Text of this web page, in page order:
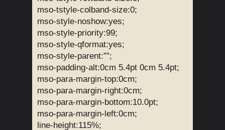
mso-tstyle-colband-size:0;
mso-style-noshow:yes;
mso-style-priority:99;
mso-style-qformat:yes;
mso-style-parent:””;
mso-padding-alt:0cm 5.4pt 0cm 5.4pt;
mso-para-margin-top:0cm;
mso-para-margin-right:0cm;
mso-para-margin-bottom:10.0pt;
mso-para-margin-left:0cm;
line-height:115%;